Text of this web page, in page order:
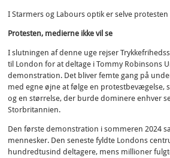
I Starmers og Labours optik er selve
Protesten, medierne ikke vil se
I slutningen af denne uge rejser
til London for at deltage i Tommy Robinsons
demonstration. Det bliver femte gang på
med egne øjne at følge en protestbevægelse,
og en størrelse, der burde dominere enhver
Storbritannien.
Den første demonstration i sommeren 2024
mennesker. Den seneste fyldte Londons
hundredtusind deltagere, mens millioner